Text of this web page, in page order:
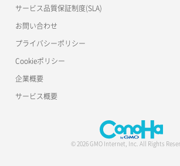
ロードバランサー削除
ロードバランサー更新
ロードバランサー詳細取得
ロードバランサー追加
サービス品質保証制度(SLA)
お問い合わせ
プライバシーポリシー
Cookieポリシー
企業概要
サービス概要
© 2026 GMO Internet, Inc. All Rights